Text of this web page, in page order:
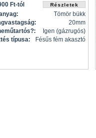
Ft-tól
Tömör bükk
20mm
Igen (gázrugós)
típusa:
Fésűs fém akasztó